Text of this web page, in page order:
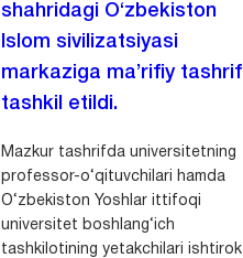
shahridagi O‘zbekiston
Islom sivilizatsiyasi
markaziga ma’rifiy tashrif
tashkil etildi.
Mazkur tashrifda universitetning
professor-o‘qituvchilari hamda
O‘zbekiston Yoshlar ittifoqi
universitet boshlang‘ich
tashkilotining yetakchilari ishtirok